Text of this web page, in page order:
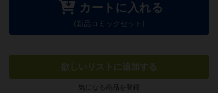
カートに入れる
(新品コミックセット)
欲しいリストに追加する
気になる商品を登録